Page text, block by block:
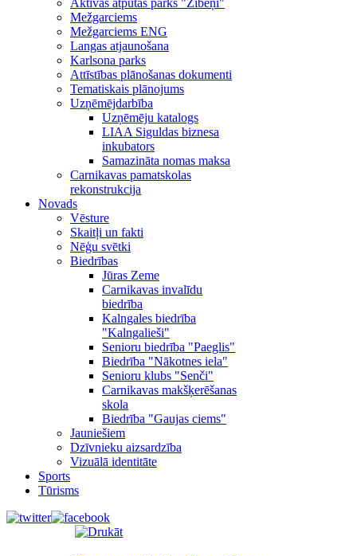
Aktīvās atpūtas parks "Zibeņi"
Mežgarciems
Mežgarciems ENG
Langas atjaunošana
Karlsona parks
Attīstības plānošanas dokumenti
Tematiskais plānojums
Uzņēmējdarbība
Uzņēmēju katalogs
LIAA Siguldas biznesa
inkubators
Samazināta nomas maksa
Carnikavas pamatskolas
rekonstrukcija
Novads
Vēsture
Skaitļi un fakti
Nēģu svētki
Biedrības
Jūras Zeme
Carnikavas invalīdu
biedrība
Kalngales biedrība
"Kalngalieši"
Senioru biedrība "Paeglis"
Biedrība "Nākotnes iela"
Senioru klubs "Senči"
Carnikavas makšķerēšanas
skola
Biedrība "Gaujas ciems"
Jauniešiem
Dzīvnieku aizsardzība
Vizuālā identitāte
Sports
Tūrisms